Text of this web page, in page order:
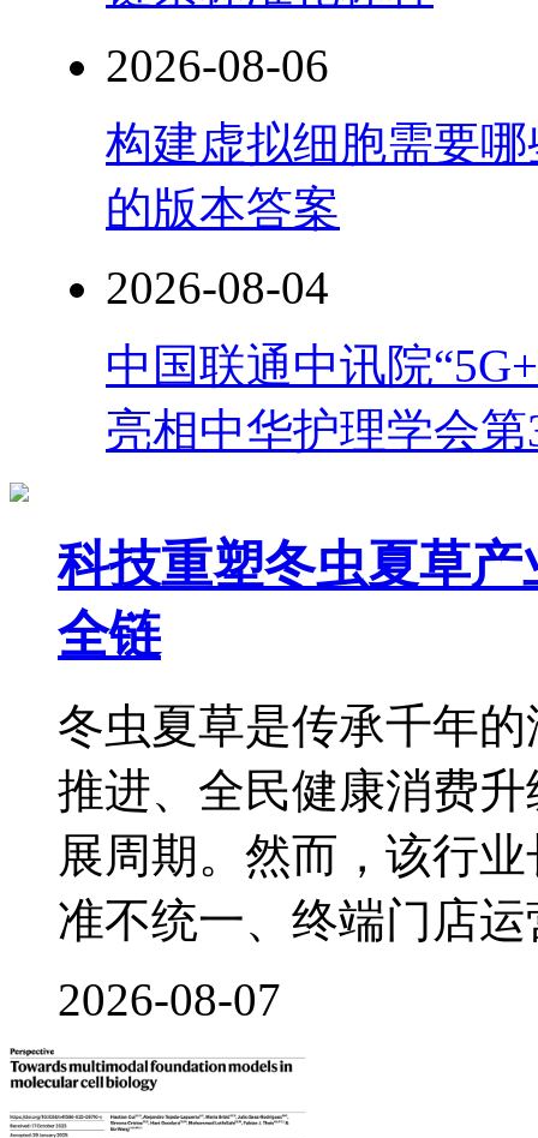
2026-08-06
构建虚拟细胞需要
的版本答案
2026-08-04
中国联通中讯院
亮相中华护理学会
科技重塑冬虫夏草
全链
冬虫夏草是传承千年
推进、全民健康消费
展周期。然而，该行
准不统一、终端门店运
2026-08-07